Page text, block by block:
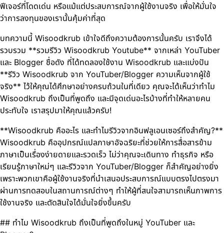
ฟีเจอร์ที่โดดเด่น หรือแม้แต่ประสบการณ์จากผู้ใช้งานจริง เพื่อให้มั่นใจ
ว่าการลงทุนของเรานั้นคุ้มค่าที่สุด
บทความนี้ Wisoodkrub เข้าใจดีถึงความต้องการนั้นครับ เราจึงได้
รวบรวม **รวมรีวิว Wisoodkrub Youtube** จากเหล่า YouTuber
และ Blogger ชื่อดัง ที่ได้ทดลองใช้งาน Wisoodkrub และแบ่งปัน
**รีวิว Wisoodkrub จาก YouTuber/Blogger ความเห็นจากผู้ใช้
จริง** ไว้ให้คุณได้ศึกษาอย่างครบถ้วนในที่เดียว คุณจะได้เห็นว่าทำไม
Wisoodkrub ถึงเป็นที่พูดถึง และมีจุดเด่นอะไรบ้างที่ทำให้หลายคน
ประทับใจ เราสรุปมาให้คุณแล้วครับ!
**Wisoodkrub คืออะไร และทำไมรีวิวจากอินฟลูเอนเซอร์ถึงสำคัญ?**
Wisoodkrub คืออุปกรณ์แปลภาษาอัจฉริยะที่ช่วยให้การสื่อสารข้าม
ภาษาเป็นเรื่องง่ายดายและรวดเร็ว ไม่ว่าคุณจะเดินทาง ทำธุรกิจ หรือ
เรียนรู้ภาษาใหม่ๆ และรีวิวจาก YouTuber/Blogger ก็สำคัญอย่างยิ่ง
เพราะพวกเขาคือผู้ใช้งานจริงที่นำเสนอประสบการณ์แบบตรงไปตรงมา
ผ่านการทดสอบในสถานการณ์ต่างๆ ทำให้ผู้ที่สนใจสามารถเห็นภาพการ
ใช้งานจริง และตัดสินใจได้มั่นใจยิ่งขึ้นครับ
## ทำไม Wisoodkrub ถึงเป็นที่พูดถึงในหมู่ YouTuber และ